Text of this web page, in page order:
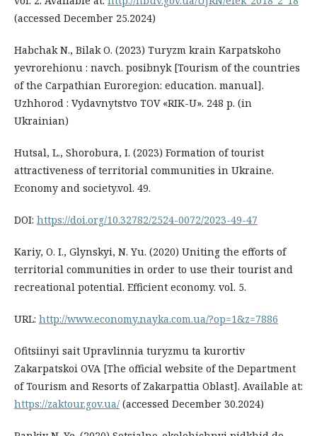
(ассessed December 25.2024)
Habchak N., Bilak O. (2023) Turyzm krain Karpatskoho
yevrorehionu : navch. posibnyk [Tourism of the countries
of the Carpathian Euroregion: education. manual].
Uzhhorod : Vydavnytstvo TOV «RIK-U». 248 p. (in
Ukrainian)
Hutsal, L., Shorobura, I. (2023) Formation of tourist
attractiveness of territorial communities in Ukraine.
Economy and society.vol. 49.
DOI: https://doi.org/10.32782/2524-0072/2023-49-47
Kariy, O. I., Glynskyi, N. Yu. (2020) Uniting the efforts of
territorial communities in order to use their tourist and
recreational potential. Efficient economy. vol. 5.
URL: http://www.economy.nayka.com.ua/?op=1&z=7886
Ofitsiinyi sait Upravlinnia turyzmu ta kurortiv
Zakarpatskoi OVA [The official website of the Department
of Tourism and Resorts of Zakarpattia Oblast]. Available at:
https://zaktour.gov.ua/ (ассessed December 30.2024)